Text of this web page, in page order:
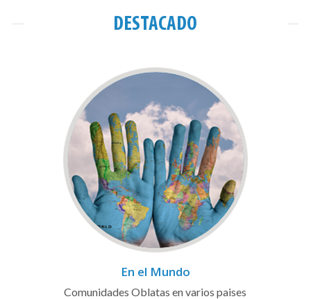
DESTACADO
En el Mundo
Comunidades Oblatas en varios paises